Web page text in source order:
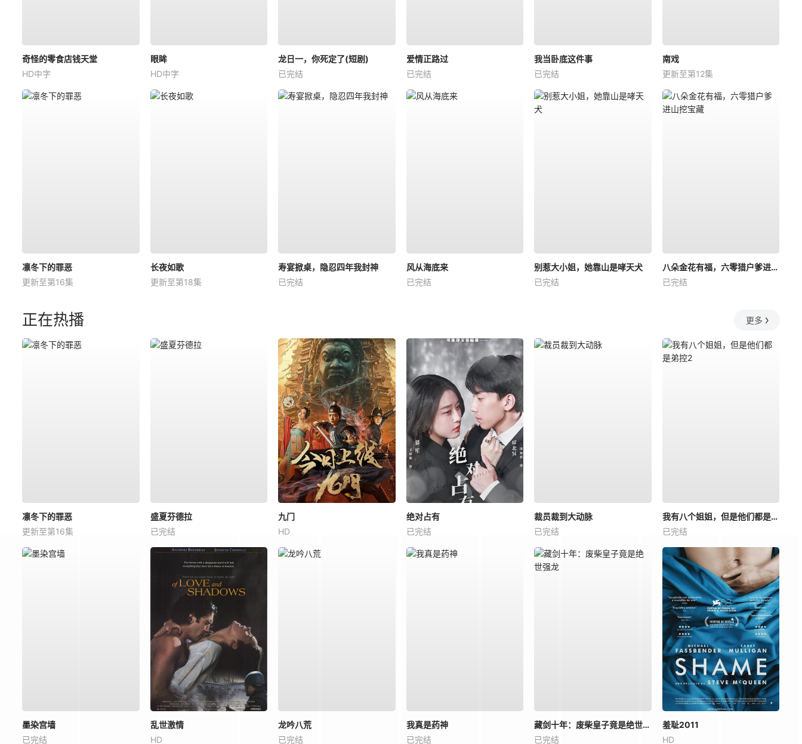
奇怪的零食店钱天堂
HD中字
眼眸
HD中字
龙日一，你死定了(短剧)
已完结
爱情正路过
已完结
我当卧底这件事
已完结
南戏
更新至第12集
凛冬下的罪恶
更新至第16集
长夜如歌
更新至第18集
寿宴掀桌，隐忍四年我封神
已完结
风从海底来
已完结
别惹大小姐，她靠山是哮天犬
已完结
八朵金花有福，六零猎户爹进山挖宝藏
已完结
正在热播 更多
凛冬下的罪恶
更新至第16集
盛夏芬德拉
已完结
九门
HD
绝对占有
已完结
裁员裁到大动脉
已完结
我有八个姐姐，但是他们都是弟控2
已完结
墨染宫墙
已完结
乱世激情
HD
龙吟八荒
已完结
我真是药神
已完结
藏剑十年：废柴皇子竟是绝世强龙
已完结
羞耻2011
HD